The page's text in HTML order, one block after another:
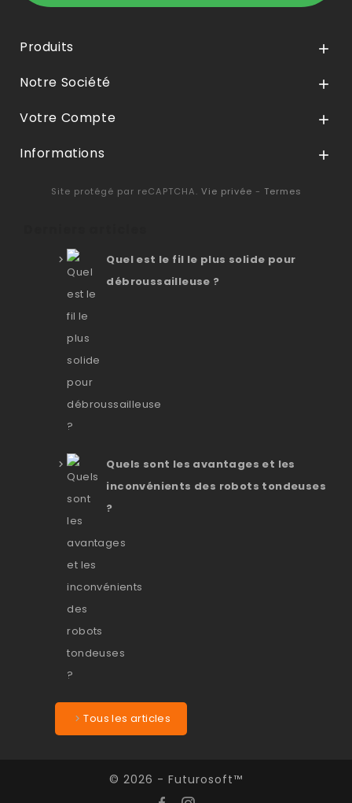
Produits 
Notre Société 
Votre Compte 
Informations 
Site protégé par reCAPTCHA. Vie privée - Termes
Quel est le fil le plus solide pour
débroussailleuse ?
Quels sont les avantages et les
inconvénients des robots tondeuses
?
Tous les articles
© 2026 - Futurosoft™